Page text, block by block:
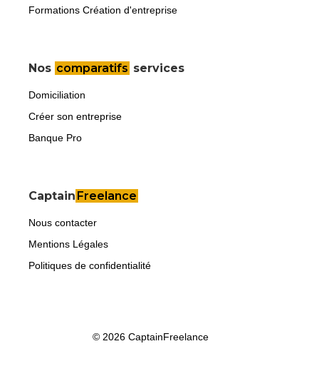
Formations Création d'entreprise
Nos comparatifs services
Domiciliation
Créer son entreprise
Banque Pro
Captain Freelance
Nous contacter
Mentions Légales
Politiques de confidentialité
© 2026 CaptainFreelance